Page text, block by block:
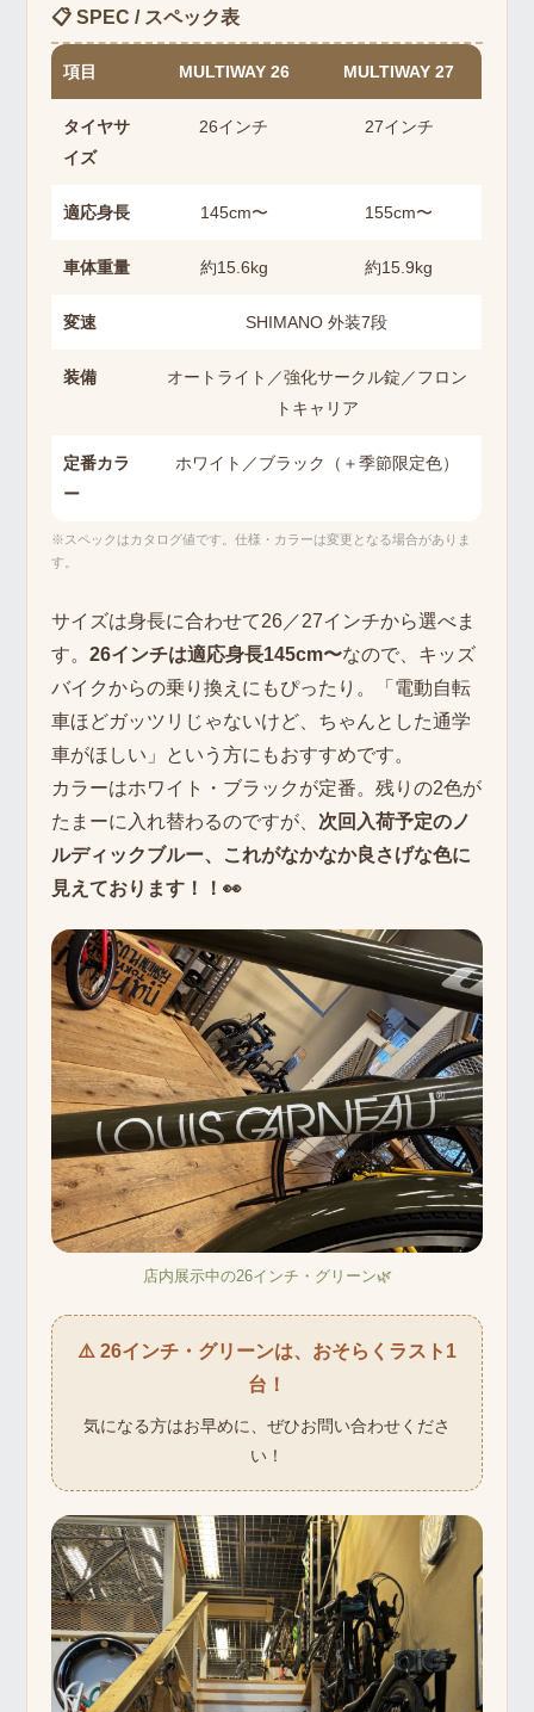
📋 SPEC / スペック表
項目 MULTIWAY 26 MULTIWAY 27
タイヤサ
イズ
26インチ 27インチ
適応身長 145cm〜 155cm〜
車体重量 約15.6kg 約15.9kg
変速 SHIMANO 外装7段
装備
オートライト／強化サークル錠／フロン
トキャリア
定番カラ
ー
ホワイト／ブラック（＋季節限定色）
※スペックはカタログ値です。仕様・カラーは変更となる場合がありま
す。
サイズは身長に合わせて26／27インチから選べま
す。26インチは適応身長145cm〜なので、キッズ
バイクからの乗り換えにもぴったり。「電動自転
車ほどガッツリじゃないけど、ちゃんとした通学
車がほしい」という方にもおすすめです。
カラーはホワイト・ブラックが定番。残りの2色が
たまーに入れ替わるのですが、 次回入荷予定のノ
ルディックブルー、これがなかなか良さげな色に
見えております！！👀
店内展示中の26インチ・グリーン🌿
⚠️ 26インチ・グリーンは、おそらくラスト1
台！
気になる方はお早めに、ぜひお問い合わせくださ
い！